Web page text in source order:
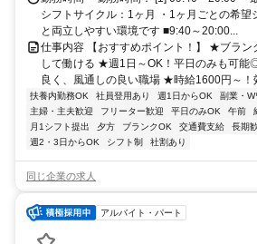
シフトサイクル：1ヶ月 ・1ヶ月ごとの希
と両立しやすい環境です ■9:40～20:00...
仕事内容 【おすすめポイント！】 ★ブラン
して働ける ★週1日～OK！平日のみも可
良く、風通しの良い職場 ★時給1600円～！
扶養内勤務OK 社員登用あり 週1日からOK 副業・
主婦・主夫歓迎
フリーター歓迎 平日のみOK 午前
月1シフト提出
夕方 ブランクOK 交通費支給 長期
週2・3日からOK
シフト制 社割あり
同じ企業の求人
アルバイト・パート